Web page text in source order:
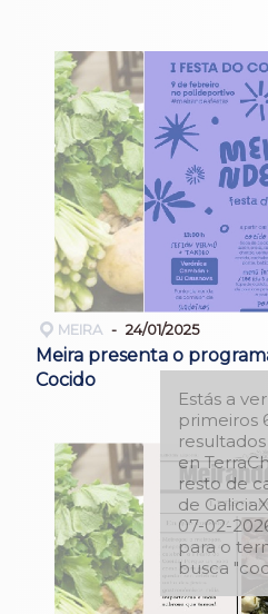
MEIRA 24/01/2025
Meira presenta o
Cocido
Estás a
primeiros
en
resto de
de
07-02-
para o
busca